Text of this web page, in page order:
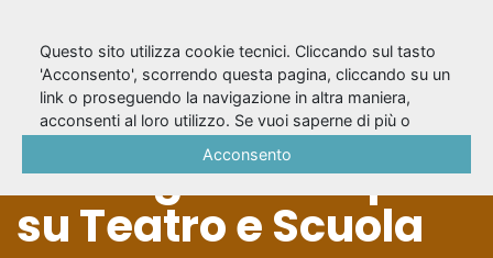
Stagione 1963/64 -
Rassegna stampa
su Teatro e Scuola
Questo sito utilizza cookie tecnici. Cliccando sul tasto
'Acconsento', scorrendo questa pagina, cliccando su un
link o proseguendo la navigazione in altra maniera,
acconsenti al loro utilizzo. Se vuoi saperne di più o
Acconsento